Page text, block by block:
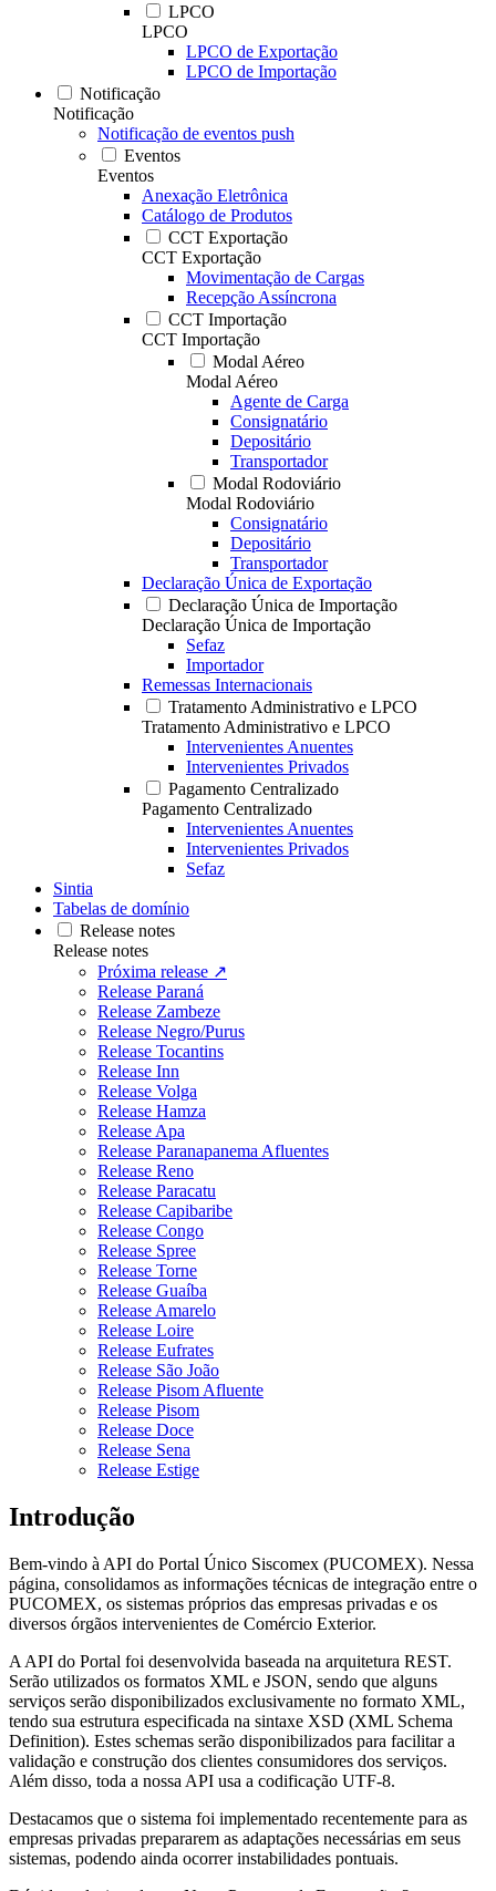
LPCO
LPCO
LPCO de Exportação
LPCO de Importação
Notificação
Notificação
Notificação de eventos push
Eventos
Eventos
Anexação Eletrônica
Catálogo de Produtos
CCT Exportação
CCT Exportação
Movimentação de Cargas
Recepção Assíncrona
CCT Importação
CCT Importação
Modal Aéreo
Modal Aéreo
Agente de Carga
Consignatário
Depositário
Transportador
Modal Rodoviário
Modal Rodoviário
Consignatário
Depositário
Transportador
Declaração Única de Exportação
Declaração Única de Importação
Declaração Única de Importação
Sefaz
Importador
Remessas Internacionais
Tratamento Administrativo e LPCO
Tratamento Administrativo e LPCO
Intervenientes Anuentes
Intervenientes Privados
Pagamento Centralizado
Pagamento Centralizado
Intervenientes Anuentes
Intervenientes Privados
Sefaz
Sintia
Tabelas de domínio
Release notes
Release notes
Próxima release ↗
Release Paraná
Release Zambeze
Release Negro/Purus
Release Tocantins
Release Inn
Release Volga
Release Hamza
Release Apa
Release Paranapanema Afluentes
Release Reno
Release Paracatu
Release Capibaribe
Release Congo
Release Spree
Release Torne
Release Guaíba
Release Amarelo
Release Loire
Release Eufrates
Release São João
Release Pisom Afluente
Release Pisom
Release Doce
Release Sena
Release Estige
Introdução
Bem-vindo à API do Portal Único Siscomex (PUCOMEX). Nessa
página, consolidamos as informações técnicas de integração entre o
PUCOMEX, os sistemas próprios das empresas privadas e os
diversos órgãos intervenientes de Comércio Exterior.
A API do Portal foi desenvolvida baseada na arquitetura REST.
Serão utilizados os formatos XML e JSON, sendo que alguns
serviços serão disponibilizados exclusivamente no formato XML,
tendo sua estrutura especificada na sintaxe XSD (XML Schema
Definition). Estes schemas serão disponibilizados para facilitar a
validação e construção dos clientes consumidores dos serviços.
Além disso, toda a nossa API usa a codificação UTF-8.
Destacamos que o sistema foi implementado recentemente para as
empresas privadas prepararem as adaptações necessárias em seus
sistemas, podendo ainda ocorrer instabilidades pontuais.